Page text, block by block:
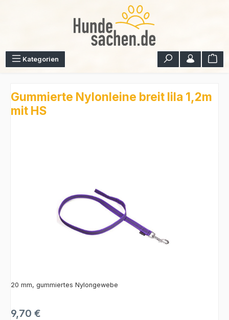
Kategorien
Gummierte Nylonleine breit lila 1,2m
mit HS
20 mm, gummiertes Nylongewebe
Regulärer Preis:
9,70 €